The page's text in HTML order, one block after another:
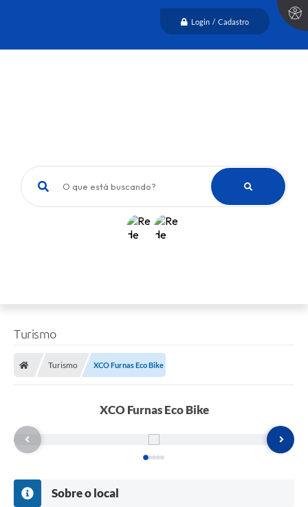
Login / Cadastro
O que está buscando?
Turismo
Turismo XCO Furnas Eco Bike
XCO Furnas Eco Bike
Sobre o local